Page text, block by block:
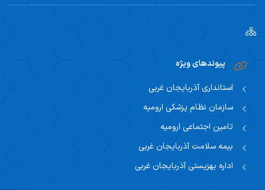
پیوندهای ویژه
استانداری آذربایجان غربی
سازمان نظام پزشکی ارومیه
تامین اجتماعی ارومیه
بیمه سلامت آذربایجان غربی
اداره بهزیستی آذربایجان غربی